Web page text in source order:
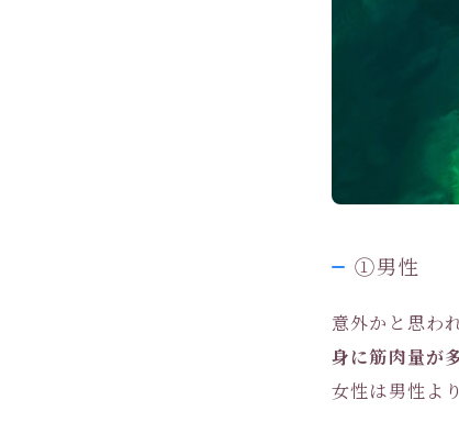
①男性
意外かと思わ
身に筋肉量が
女性は男性よ